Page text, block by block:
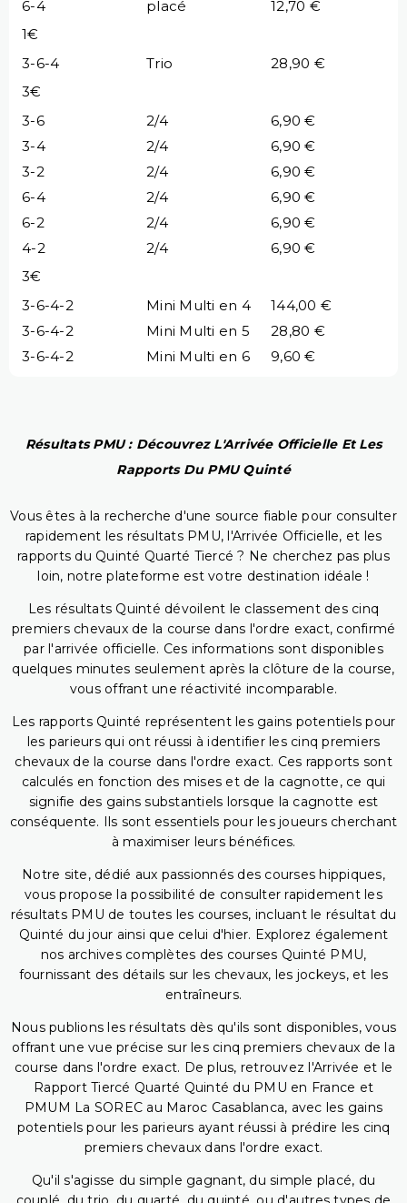
6-4 placé
12,70 €
1€
3-6-4
Trio
28,90 €
3€
3-6
2/4
6,90 €
3-4
2/4
6,90 €
3-2
2/4
6,90 €
6-4
2/4
6,90 €
6-2
2/4
6,90 €
4-2
2/4
6,90 €
3€
3-6-4-2
Mini Multi en 4
144,00 €
3-6-4-2
Mini Multi en 5
28,80 €
3-6-4-2
Mini Multi en 6 9,60 €
Résultats PMU : Découvrez L'Arrivée Officielle Et Les
Rapports Du PMU Quinté
Vous êtes à la recherche d'une source fiable pour consulter
rapidement les résultats PMU, l'Arrivée Officielle, et les
rapports du Quinté Quarté Tiercé ? Ne cherchez pas plus
loin, notre plateforme est votre destination idéale !
Les résultats Quinté dévoilent le classement des cinq
premiers chevaux de la course dans l'ordre exact, confirmé
par l'arrivée officielle. Ces informations sont disponibles
quelques minutes seulement après la clôture de la course,
vous offrant une réactivité incomparable.
Les rapports Quinté représentent les gains potentiels pour
les parieurs qui ont réussi à identifier les cinq premiers
chevaux de la course dans l'ordre exact. Ces rapports sont
calculés en fonction des mises et de la cagnotte, ce qui
signifie des gains substantiels lorsque la cagnotte est
conséquente. Ils sont essentiels pour les joueurs cherchant
à maximiser leurs bénéfices.
Notre site, dédié aux passionnés des courses hippiques,
vous propose la possibilité de consulter rapidement les
résultats PMU de toutes les courses, incluant le résultat du
Quinté du jour ainsi que celui d'hier. Explorez également
nos archives complètes des courses Quinté PMU,
fournissant des détails sur les chevaux, les jockeys, et les
entraîneurs.
Nous publions les résultats dès qu'ils sont disponibles, vous
offrant une vue précise sur les cinq premiers chevaux de la
course dans l'ordre exact. De plus, retrouvez l'Arrivée et le
Rapport Tiercé Quarté Quinté du PMU en France et
PMUM La SOREC au Maroc Casablanca, avec les gains
potentiels pour les parieurs ayant réussi à prédire les cinq
premiers chevaux dans l'ordre exact.
Qu'il s'agisse du simple gagnant, du simple placé, du